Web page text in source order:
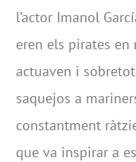
l’actor Imanol
eren els pirates en
actuaven i
saquejos a
constantment
que va inspirar a